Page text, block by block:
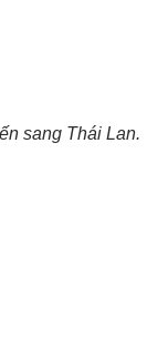
sang Thái Lan.